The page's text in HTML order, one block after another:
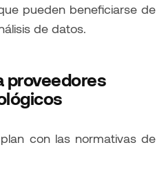
pueden beneficiarse de
de datos.
proveedores
con las normativas de